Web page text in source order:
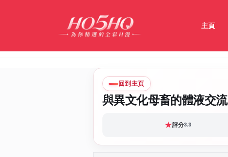
主頁
回到主頁
與異文化母畜的體液交流
★評分3.3